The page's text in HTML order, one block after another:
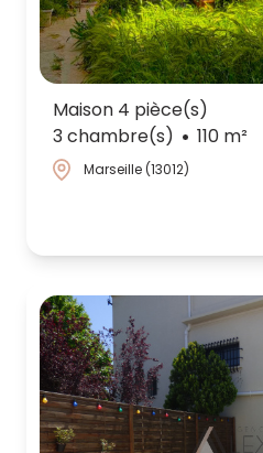
Maison 4 pièce(s)
3 chambre(s)
110 m²
Marseille (13012)